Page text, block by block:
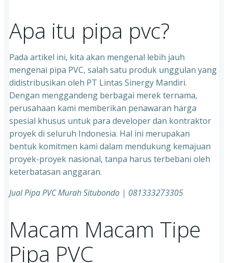
Apa itu pipa pvc?
Pada artikel ini, kita akan mengenal lebih jauh
mengenai pipa PVC, salah satu produk unggulan yang
didistribusikan oleh PT Lintas Sinergy Mandiri.
Dengan menggandeng berbagai merek ternama,
perusahaan kami memberikan penawaran harga
spesial khusus untuk para developer dan kontraktor
proyek di seluruh Indonesia. Hal ini merupakan
bentuk komitmen kami dalam mendukung kemajuan
proyek-proyek nasional, tanpa harus terbebani oleh
keterbatasan anggaran.
Jual Pipa PVC Murah Situbondo | 081333273305
Macam Macam Tipe
Pipa PVC